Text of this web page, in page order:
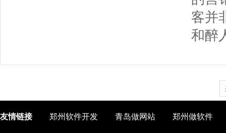
客并
和醉
友情链接 郑州软件开发 青岛做网站 郑州做软件